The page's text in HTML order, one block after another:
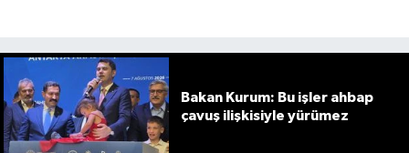
Bakan Kurum: Bu işler ahbap
çavuş ilişkisiyle yürümez